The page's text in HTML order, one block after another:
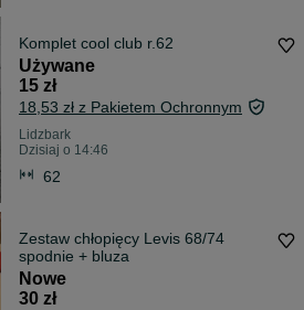
Komplet cool club r.62
Używane
15 zł
18,53 zł z Pakietem Ochronnym
Lidzbark
Dzisiaj o 14:46
62
Zestaw chłopięcy Levis 68/74
spodnie + bluza
Nowe
30 zł